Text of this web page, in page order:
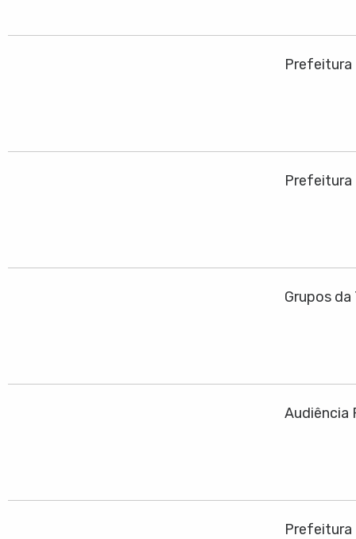
Prefeitura
Prefeitura
Grupos
Audiência
Prefeitura